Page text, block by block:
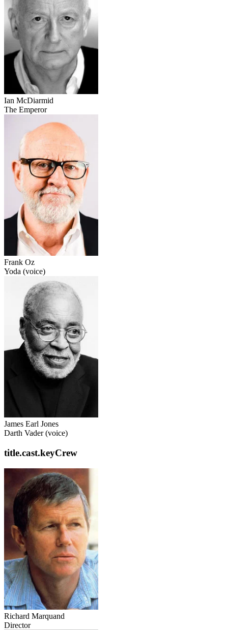
Ian McDiarmid
The Emperor
Frank Oz
Yoda (voice)
James Earl Jones
Darth Vader (voice)
title.cast.keyCrew
Richard Marquand
Director